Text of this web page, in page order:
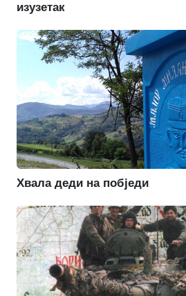
изузетак
Хвала деди на побједи